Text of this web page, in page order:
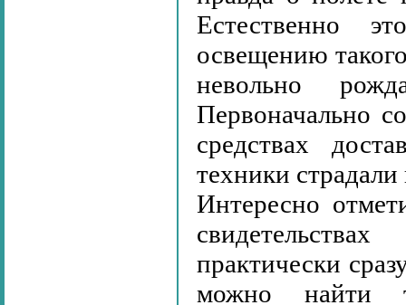
Естественно
освещению
невольно
Первоначально
средствах
техники
Интересно
практически
можно найти